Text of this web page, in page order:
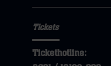
Tickets
Tickethotline: